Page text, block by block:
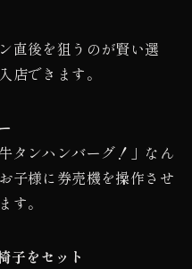
直後を狙うのが賢い選
店できます。
タンハンバーグ！」なん
子様に券売機を操作させ
す。
子をセット